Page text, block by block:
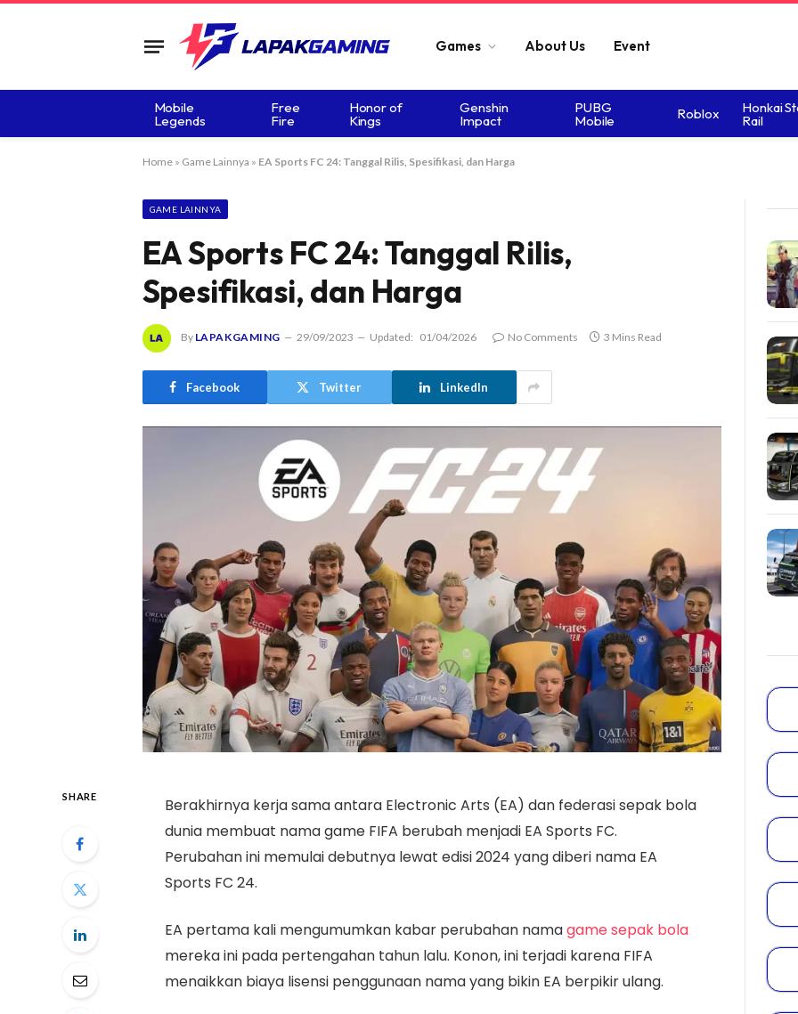
Games About Us Event
Mobile
Legends
Free
Fire
Honor of
Kings
Genshin
Impact
PUBG
Mobile Roblox Honkai
Rail
Home» Game Lainnya » EA Sports FC 24: Tanggal Rilis, Spesifikasi, dan Harga
GAME LAINNYA
EA Sports FC 24: Tanggal Rilis,
Spesifikasi, dan Harga
By LAPAKGAMING 29/09/2023 Updated: 01/04/2026 No Comments 3 Mins Read
Facebook Twitter LinkedIn
SHARE
Berakhirnya kerja sama antara Electronic Arts (EA) dan federasi sepak bola
dunia membuat nama game FIFA berubah menjadi EA Sports FC.
Perubahan ini memulai debutnya lewat edisi 2024 yang diberi nama EA
Sports FC 24.
EA pertama kali mengumumkan kabar perubahan namagame sepak bola
mereka ini pada pertengahan tahun lalu. Konon, ini terjadi karena FIFA
menaikkan biaya lisensi penggunaan nama yang bikin EA berpikir ulang.